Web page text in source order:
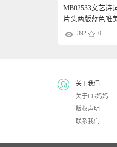
MB02533文艺诗
片头两版蓝色唯
头AE模板AE模板
392 0
关于我们
关于CG妈妈
版权声明
联系我们